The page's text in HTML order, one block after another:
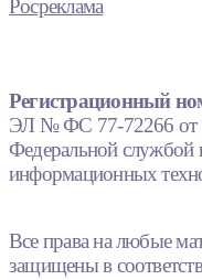
Росреклама
Регистрационный
ЭЛ № ФС 77-72266 от
Федеральной службой
информационных
Все права на любые
защищены в